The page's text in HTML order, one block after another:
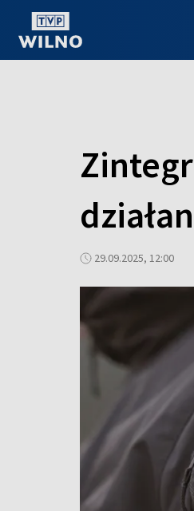
29.09.2025, 12:00